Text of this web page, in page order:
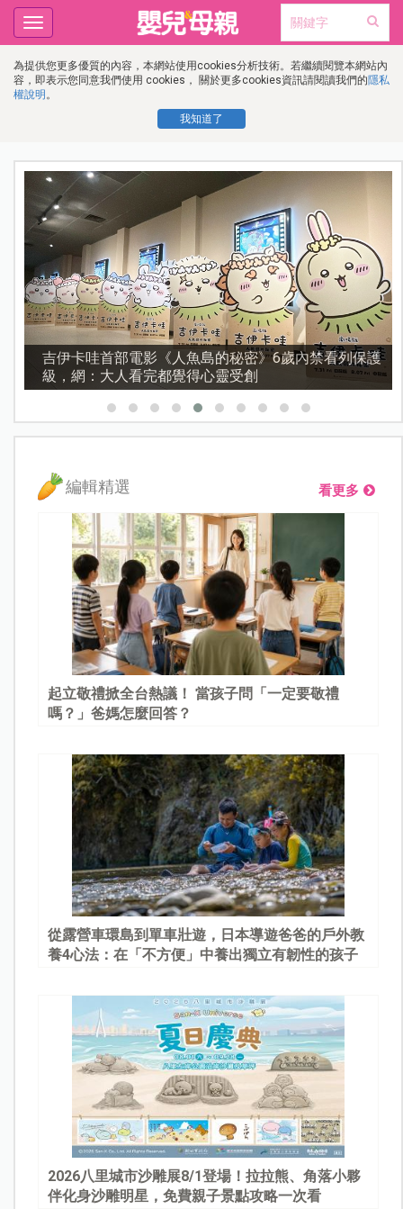
為提供您更多優質的內容，本網站使用cookies分析技術。若繼續閱覽本網站內
容，即表示您同意我們使用 cookies， 關於更多cookies資訊請閱讀我們的隱私
權說明 。
我知道了
Toggle
navigation
資優教育15問！師鐸獎名師陳宥妤：資優教育的核心，
不是成績而是讀懂孩子的心理準備度
編輯精選 看更多
起立敬禮掀全台熱議！ 當孩子問「一定要敬禮
嗎？」爸媽怎麼回答？
從露營車環島到單車壯遊，日本導遊爸爸的戶外教
養4心法：在「不方便」中養出獨立有韌性的孩子
2026八里城市沙雕展8/1登場！拉拉熊、角落小夥
伴化身沙雕明星，免費親子景點攻略一次看